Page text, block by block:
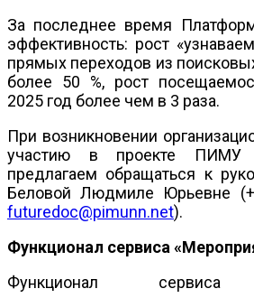
За последнее время
эффективность: рост
прямых переходов из
более 50 %, рост
2025 год более чем в 3 раза.
При возникновении
участию в проекте ПИМУ
предлагаем обращаться к
Беловой Людмиле Юрьевне
futuredoc@pimunn.net).
Функционал сервиса
Функционал сервиса